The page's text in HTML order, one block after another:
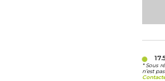
* Sous
n’est